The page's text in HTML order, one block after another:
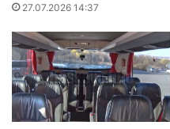
27.07.2026 14:37